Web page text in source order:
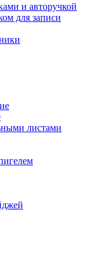
и авторучкой
для записи
листами